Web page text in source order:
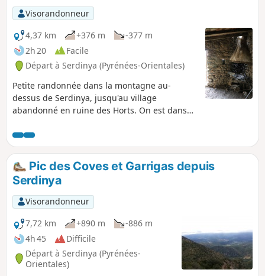
Visorandonneur
4,37 km
+376 m
-377 m
2h 20
Facile
Départ à Serdinya (Pyrénées-Orientales)
Petite randonnée dans la montagne au-
dessus de Serdinya, jusqu'au village
abandonné en ruine des Horts. On est dans
catalanes : montagne, et pourtant
constructions et végétation
méditerranéennes.
Pic des Coves et Garrigas depuis
Serdinya
Visorandonneur
7,72 km
+890 m
-886 m
4h 45
Difficile
Départ à Serdinya (Pyrénées-
Orientales)